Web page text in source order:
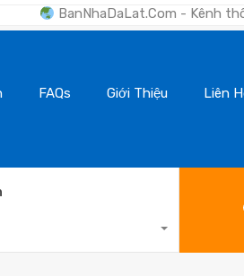
- Kênh thông tin số #1
FAQs Giới Thiệu Liên